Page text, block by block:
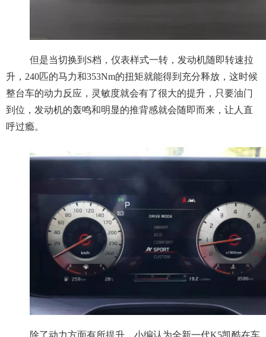
但是当切换到S档，仪表样式一转，发动机随即转速拉
升，240匹的马力和353Nm的扭矩就能得到充分释放，这时候
整台车的动力反应，灵敏度就会有了很大的提升，只要油门
到位，发动机的轰鸣和明显的推背感就会随即而来，让人直
呼过瘾。
除了动力方面有所提升，小编认为全新一代K5凯酷在车